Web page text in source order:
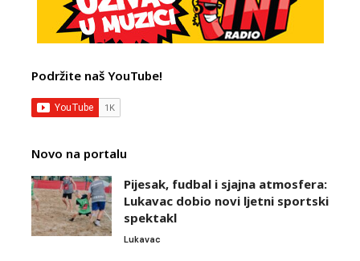
Podržite naš YouTube!
Novo na portalu
Pijesak, fudbal i sjajna atmosfera:
Lukavac dobio novi ljetni sportski
spektakl
Lukavac